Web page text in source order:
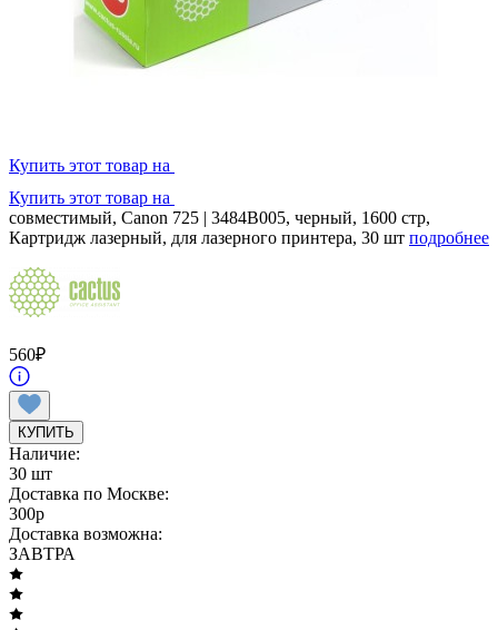
Купить этот товар на
Купить этот товар на
совместимый, Canon 725 | 3484B005, черный, 1600 стр,
Картридж лазерный, для лазерного принтера, 30 шт подробнее
560₽
КУПИТЬ
Наличие:
30 шт
Доставка по Москве:
300p
Доставка возможна:
ЗАВТРА